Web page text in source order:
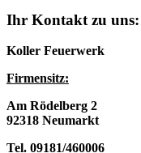
Ihr Kontakt zu uns:
Koller Feuerwerk
Firmensitz:
Am Rödelberg 2
92318 Neumarkt
Tel. 09181/460006